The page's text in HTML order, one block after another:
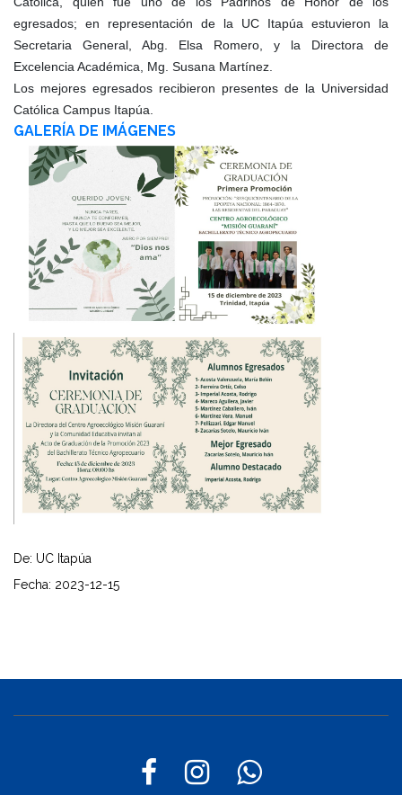
egresados; en representación de la UC Itapúa estuvieron la
Secretaria General, Abg. Elsa Romero, y la Directora de
Excelencia Académica, Mg. Susana Martínez.
Los mejores egresados recibieron presentes de la Universidad
Católica Campus Itapúa.
GALERÍA DE IMÁGENES
De: UC Itapúa
Fecha: 2023-12-15